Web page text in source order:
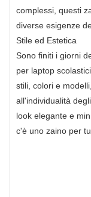
complessi, questi
diverse esigenze
Stile ed Estetica
Sono finiti i giorni
per laptop
stili, colori e
all'individualità
look elegante e
c'è uno zaino per